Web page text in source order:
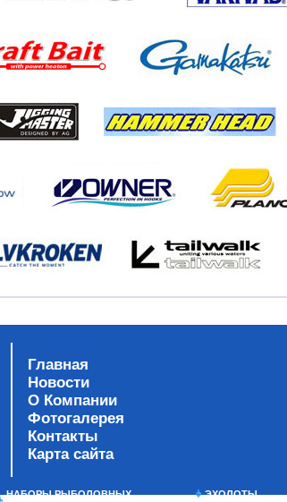
Главная
Новости
О Компании
Фотогалерея
Контакты
Карта сайта
НАБОРЫ РЫБОЛОВНЫХ ЭХОЛОТЫ